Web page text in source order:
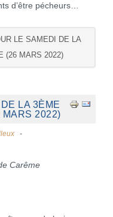
d’être pécheurs…
LE SAMEDI DE LA
(26 MARS 2022)
LA 3ÈME
2022)
Carême